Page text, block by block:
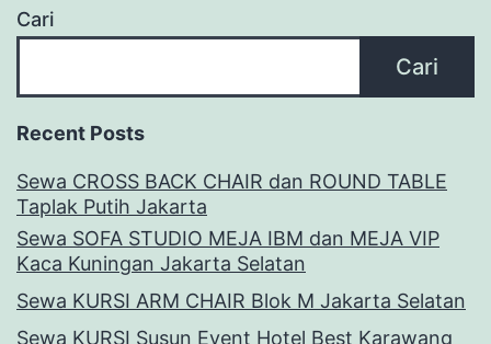
Cari
Cari
Recent Posts
Sewa CROSS BACK CHAIR dan ROUND TABLE
Taplak Putih Jakarta
Sewa SOFA STUDIO MEJA IBM dan MEJA VIP
Kaca Kuningan Jakarta Selatan
Sewa KURSI ARM CHAIR Blok M Jakarta Selatan
Sewa KURSI Susun Event Hotel Best Karawang